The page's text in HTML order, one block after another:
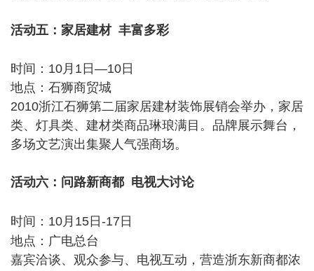
活动五：家居建材 丰富多彩
时间：10月1日—10日
地点：石狮商贸城
2010浙江石狮第二届家居建材装饰展销会举办，家居
类、灯具类、建材类商品琳琅满目。品牌展示舞台，
多场文艺演出集聚人气强商场。
活动六：问路新商都 电视大讨论
时间：10月15日-17日
地点：广电总台
嘉宾洽谈、观众参与、电视互动，营造浙东新商都浓